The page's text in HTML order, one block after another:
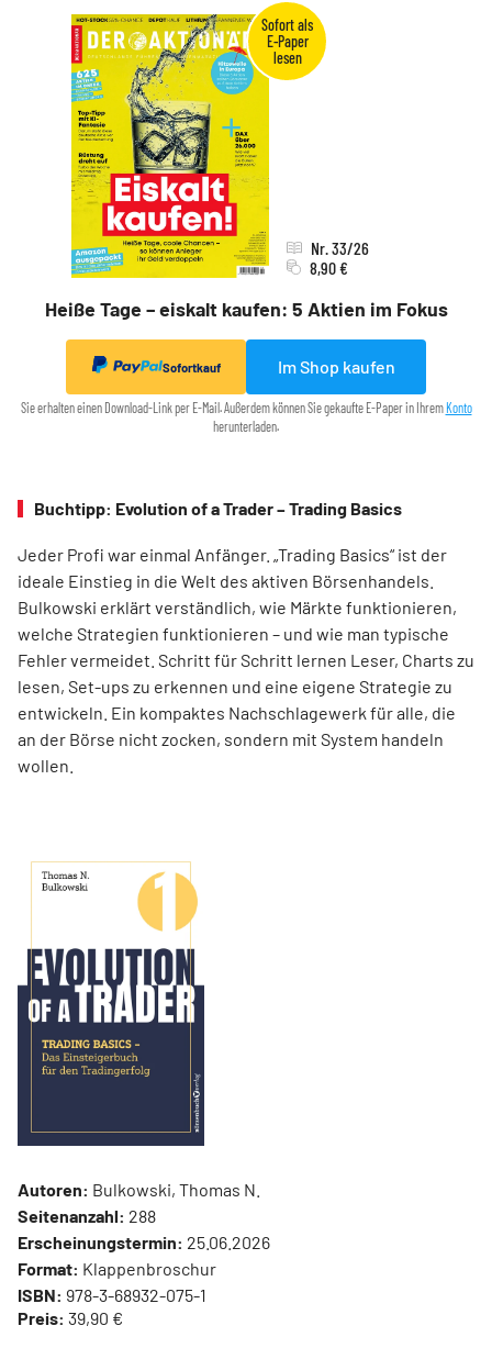
Heiße Tage – eiskalt kaufen: 5 Aktien im Fokus
Nr. 33/26
8,90 €
Sofortkauf Im Shop kaufen
Sie erhalten einen Download-Link per E-Mail. Außerdem können Sie gekaufte E-Paper in Ihrem Konto
herunterladen.
Buchtipp: Evolution of a Trader – Trading Basics
Jeder Profi war einmal Anfänger. „Trading Basics“ ist der
ideale Einstieg in die Welt des aktiven Börsenhandels.
Bulkowski erklärt verständlich, wie Märkte funktionieren,
welche Strategien funktionieren – und wie man typische
Fehler vermeidet. Schritt für Schritt lernen Leser, Charts zu
lesen, Set-ups zu erkennen und eine eigene Strategie zu
entwickeln. Ein kompaktes Nachschlagewerk für alle, die
an der Börse nicht zocken, sondern mit System handeln
wollen.
Autoren: Bulkowski, Thomas N.
Seitenanzahl: 288
Erscheinungstermin: 25.06.2026
Format: Klappenbroschur
ISBN: 978-3-68932-075-1
Preis: 39,90 €